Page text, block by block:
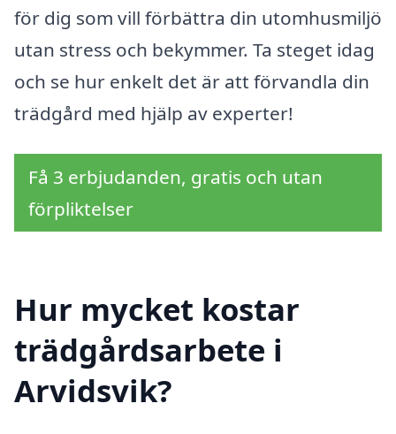
för dig som vill förbättra din utomhusmiljö
utan stress och bekymmer. Ta steget idag
och se hur enkelt det är att förvandla din
trädgård med hjälp av experter!
Få 3 erbjudanden, gratis och utan
förpliktelser
Hur mycket kostar
trädgårdsarbete i
Arvidsvik?